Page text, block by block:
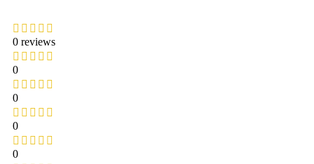
0 reviews
0
0
0
0